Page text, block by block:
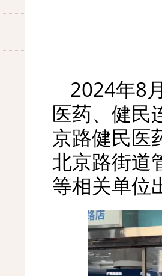
2024年8
医药、健民
京路健民医
北京路街道
等相关单位